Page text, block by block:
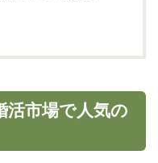
活市場で人気の